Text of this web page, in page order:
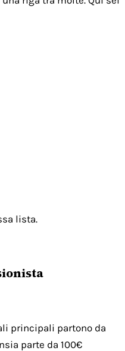
lista.
principali partono da
parte da 100€